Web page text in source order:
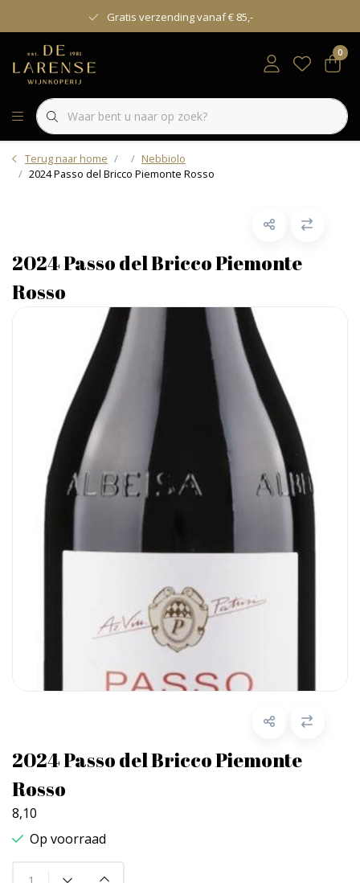
Gratis verzending vanaf € 85,-
0
Terug naar home
Nebbiolo
2024 Passo del Bricco Piemonte Rosso
2024 Passo del Bricco Piemonte
Rosso
2024 Passo del Bricco Piemonte
Rosso
8,10
Op voorraad